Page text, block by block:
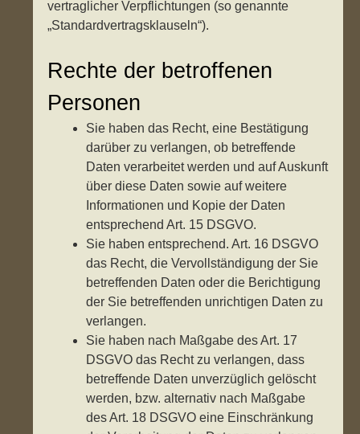
vertraglicher Verpflichtungen (so genannte
„Standardvertragsklauseln“).
Rechte der betroffenen
Personen
Sie haben das Recht, eine Bestätigung
darüber zu verlangen, ob betreffende
Daten verarbeitet werden und auf Auskunft
über diese Daten sowie auf weitere
Informationen und Kopie der Daten
entsprechend Art. 15 DSGVO.
Sie haben entsprechend. Art. 16 DSGVO
das Recht, die Vervollständigung der Sie
betreffenden Daten oder die Berichtigung
der Sie betreffenden unrichtigen Daten zu
verlangen.
Sie haben nach Maßgabe des Art. 17
DSGVO das Recht zu verlangen, dass
betreffende Daten unverzüglich gelöscht
werden, bzw. alternativ nach Maßgabe
des Art. 18 DSGVO eine Einschränkung